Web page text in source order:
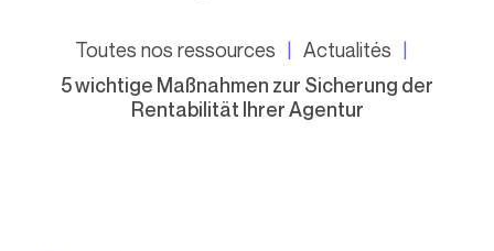
Toutes nos ressources
Actualités
5 wichtige Maßnahmen zur Sicherung der
Rentabilität Ihrer Agentur